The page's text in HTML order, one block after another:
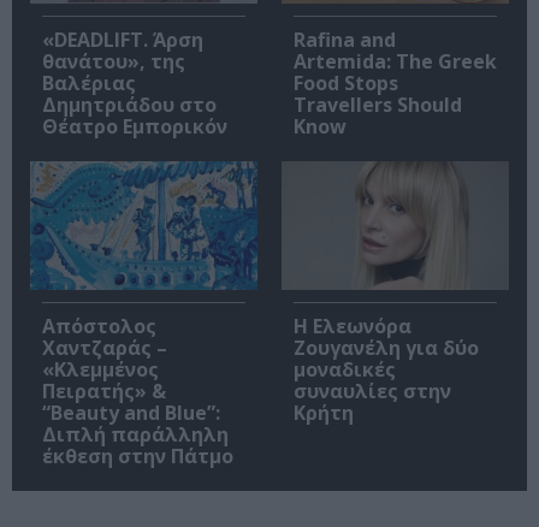
«DEADLIFT. Άρση
θανάτου», της
Βαλέριας
Δημητριάδου στο
Θέατρο Εμπορικόν
Rafina and
Artemida: The Greek
Food Stops
Travellers Should
Know
Απόστολος
Χαντζαράς –
«Κλεμμένος
Πειρατής» &
“Beauty and Blue”:
Διπλή παράλληλη
έκθεση στην Πάτμο
Η Ελεωνόρα
Ζουγανέλη για δύο
μοναδικές
συναυλίες στην
Κρήτη